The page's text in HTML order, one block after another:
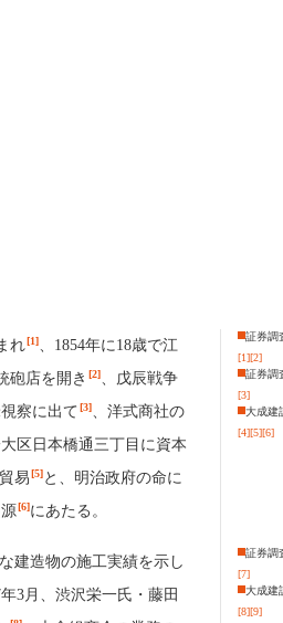
れ[1]、1854年に18歳で江
砲店を開き [2]、戊辰戦争
察に出て[3]、洋式商社の
区日本橋通三丁目に資本
易[5]と、明治政府の命に
[6]にあたる。
証券調
[1][2]
証券調
[3]
大成建
[4][5][6]
建造物の施工実績を示し
3月、渋沢栄一氏・藤田
証券調
[7]
大成建
[8][9]